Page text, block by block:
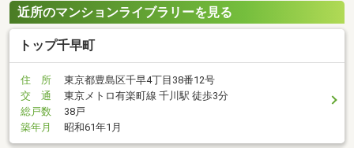
近所のマンションライブラリーを見る
トップ千早町
住 所
東京都豊島区千早4丁目38番12号
交 通
東京メトロ有楽町線 千川駅 徒歩3分
総戸数
38戸
築年月
昭和61年1月